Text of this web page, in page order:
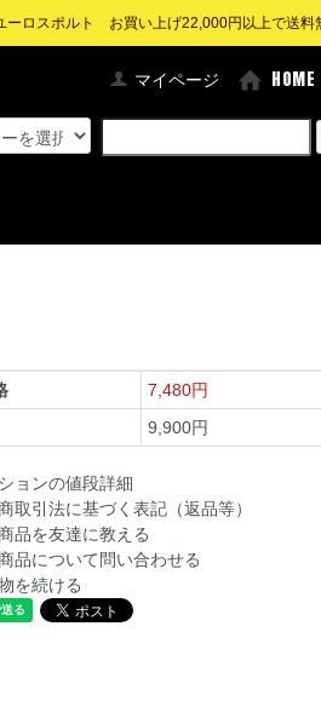
ロスポルト お買い上げ22,000円以上で送料
マイページ HOME
7,480円
9,900円
ョンの値段詳細
取引法に基づく表記（返品等）
品を友達に教える
品について問い合わせる
を続ける